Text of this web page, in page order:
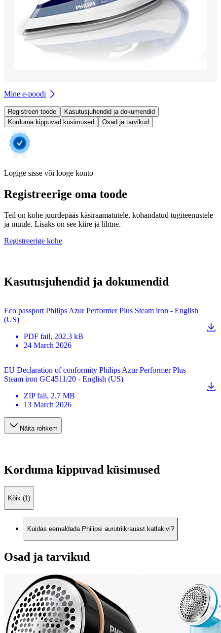
Mine e-poodi
Registreeri toode
Kasutusjuhendid ja dokumendid
Korduma kippuvad küsimused
Osad ja tarvikud
Logige sisse või looge konto
Registreerige oma toode
Teil on kohe juurdepääs käsiraamatutele, kohandatud tugiteenustele
ja muule. Lisaks on see kiire ja lihtne.
Registreerige kohe
Kasutusjuhendid ja dokumendid
Eco passport Philips Azur Performer Plus Steam iron - English
(US)
PDF fail, 202.3 kB
24 March 2026
EU Declaration of conformity Philips Azur Performer Plus
Steam iron GC4511/20 - English (US)
ZIP fail, 2.7 MB
13 March 2026
Näita rohkem
Korduma kippuvad küsimused
Kõik (1)
Kuidas eemaldada Philipsi aurutriikrauast katlakivi?
Osad ja tarvikud